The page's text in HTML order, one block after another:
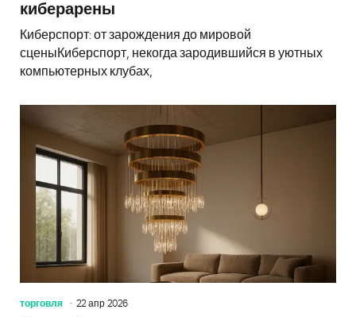
киберарены
Киберспорт: от зарождения до мировой
сценыКиберспорт, некогда зародившийся в уютных
компьютерных клубах,
торговля 22 апр 2026